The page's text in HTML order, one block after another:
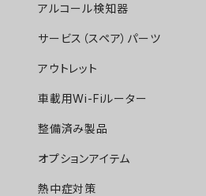
アルコール検知器
サービス（スペア）パーツ
アウトレット
車載用Wi-Fiルーター
整備済み製品
オプションアイテム
熱中症対策